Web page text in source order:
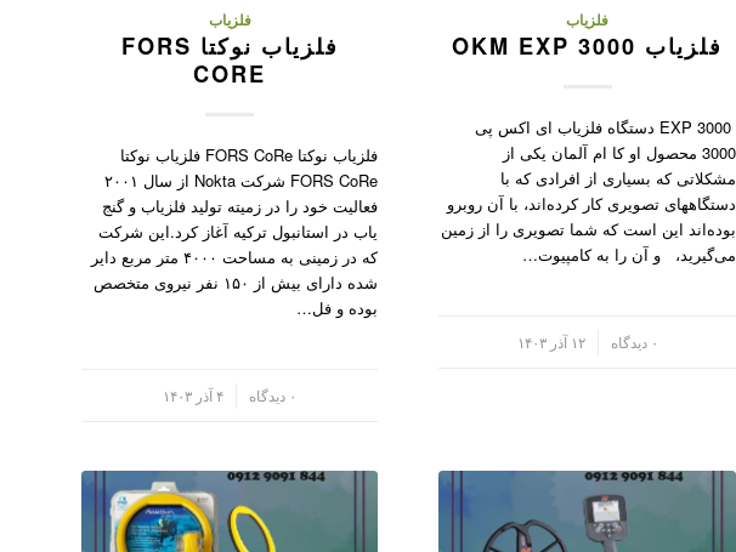
فلزیاب
فلزیاب OKM EXP 3000
EXP 3000 دستگاه فلزیاب ای اکس پی
3000 محصول او کا ام آلمان یکی از
مشکلاتی که بسیاری از افرادی که با
دستگاههای تصویری کار کرده‌اند، با آن روبرو
بوده‌اند این است که شما تصویری را از زمین
می‌گیرید، و آن را به کامپیو‌ت…
۰ دیدگاه ۱۲ آذر ۱۴۰۳
فلزیاب
فلزیاب نوکتا FORS
CORE
فلزیاب نوکتا FORS CoRe فلزیاب نوکتا
FORS CoRe شرکت Nokta از سال ۲۰۰۱
فعالیت خود را در زمیته تولید فلزیاب و گنج
یاب در استانبول ترکیه آغاز کرد.این شرکت
که در زمینی به مساحت ۴۰۰۰ متر مربع دایر
شده دارای بیش از ۱۵۰ نفر نیروی متخصص
بوده و فل…
۰ دیدگاه ۴ آذر ۱۴۰۳